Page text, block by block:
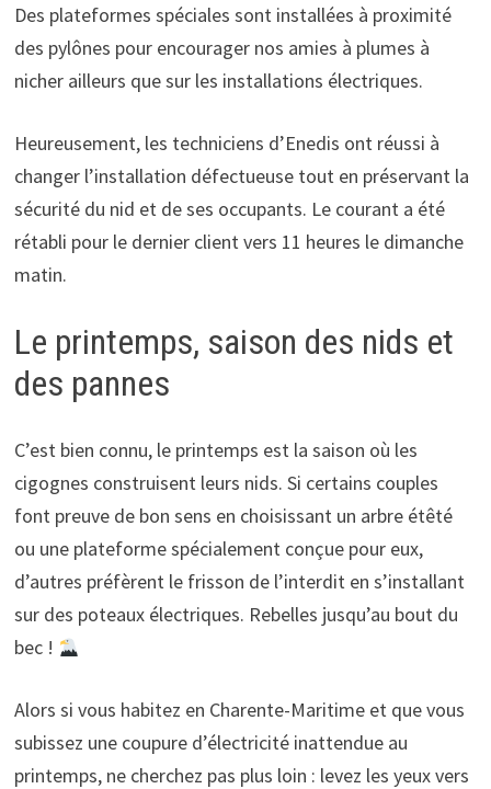
Des plateformes spéciales sont installées à proximité
des pylônes pour encourager nos amies à plumes à
nicher ailleurs que sur les installations électriques.
Heureusement, les techniciens d’Enedis ont réussi à
changer l’installation défectueuse tout en préservant la
sécurité du nid et de ses occupants. Le courant a été
rétabli pour le dernier client vers 11 heures le dimanche
matin.
Le printemps, saison des nids et
des pannes
C’est bien connu, le printemps est la saison où les
cigognes construisent leurs nids. Si certains couples
font preuve de bon sens en choisissant un arbre étêté
ou une plateforme spécialement conçue pour eux,
d’autres préfèrent le frisson de l’interdit en s’installant
sur des poteaux électriques. Rebelles jusqu’au bout du
bec !
Alors si vous habitez en Charente-Maritime et que vous
subissez une coupure d’électricité inattendue au
printemps, ne cherchez pas plus loin : levez les yeux vers